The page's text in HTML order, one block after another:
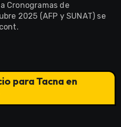
Cronogramas de
2025 (AFP y SUNAT) se
para Tacna en